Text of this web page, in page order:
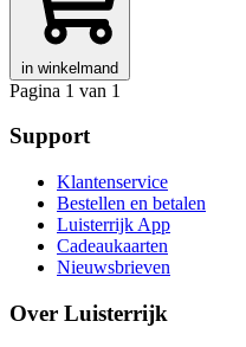
in winkelmand
Pagina 1 van 1
Support
Klantenservice
Bestellen en betalen
Luisterrijk App
Cadeaukaarten
Nieuwsbrieven
Over Luisterrijk